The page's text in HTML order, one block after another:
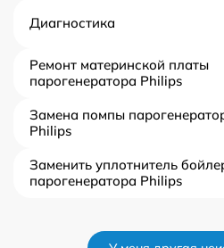
Диагностика
Ремонт материнской платы
парогенератора Philips
Замена помпы
Philips
Заменить уплотнитель
парогенератора Philips